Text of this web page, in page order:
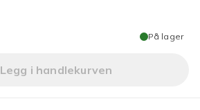
På lager
Legg 5 stk Game Card
Legg i handlekurven